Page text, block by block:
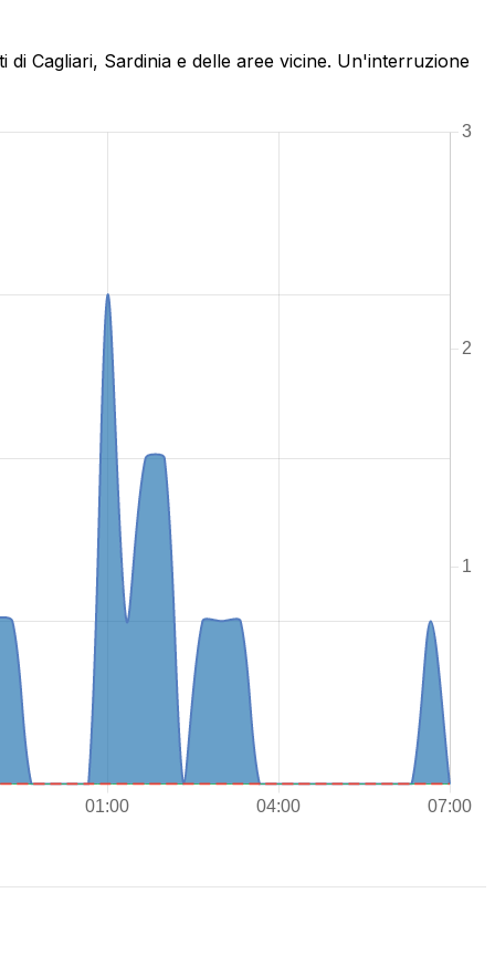
Cagliari, Sardinia e delle aree vicine. Un'interruzione